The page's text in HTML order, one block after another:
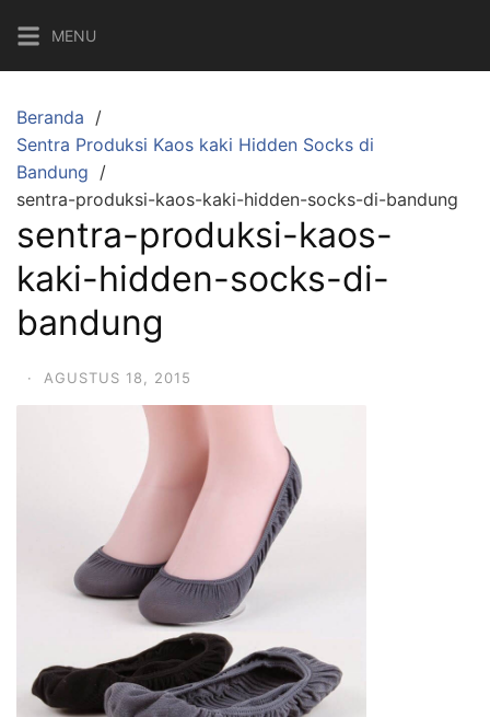
ke
konten
MENU
Beranda
Sentra Produksi Kaos kaki Hidden Socks di
Bandung
sentra-produksi-kaos-kaki-hidden-socks-di-bandung
sentra-produksi-kaos-
kaki-hidden-socks-di-
bandung
· AGUSTUS 18, 2015